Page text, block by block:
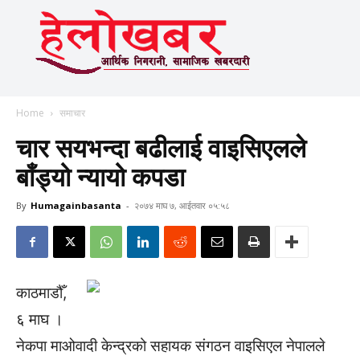
Home समाचार
चार सयभन्दा बढीलाई वाइसिएलले
बाँड्यो न्यायो कपडा
By Humagainbasanta - २०७४ माघ ७, आईतवार ०५:५८
काठमाडौँ,
६ माघ ।
नेकपा माओवादी केन्द्रको सहायक संगठन वाइसिएल नेपालले